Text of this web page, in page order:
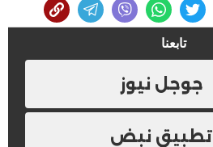
تابعنا
جوجل نيوز
تطبيق نبض